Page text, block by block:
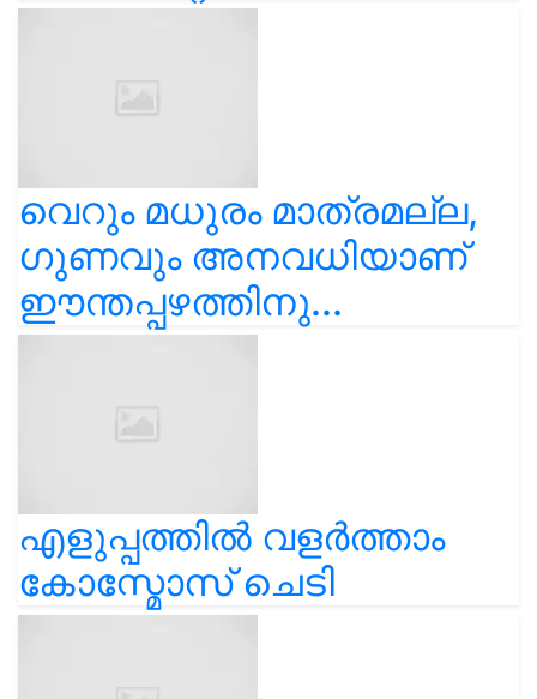
വെറും മധുരം മാത്രമല്ല,
ഗുണവും അനവധിയാണ്
ഈന്തപ്പഴത്തിനു...
എളുപ്പത്തിൽ വളർത്താം
കോസ്മോസ് ചെടി